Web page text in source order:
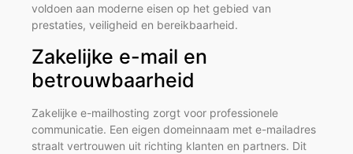
voldoen aan moderne eisen op het gebied van
prestaties, veiligheid en bereikbaarheid.
Zakelijke e-mail en
betrouwbaarheid
Zakelijke e-mailhosting zorgt voor professionele
communicatie. Een eigen domeinnaam met e-mailadres
straalt vertrouwen uit richting klanten en partners. Dit